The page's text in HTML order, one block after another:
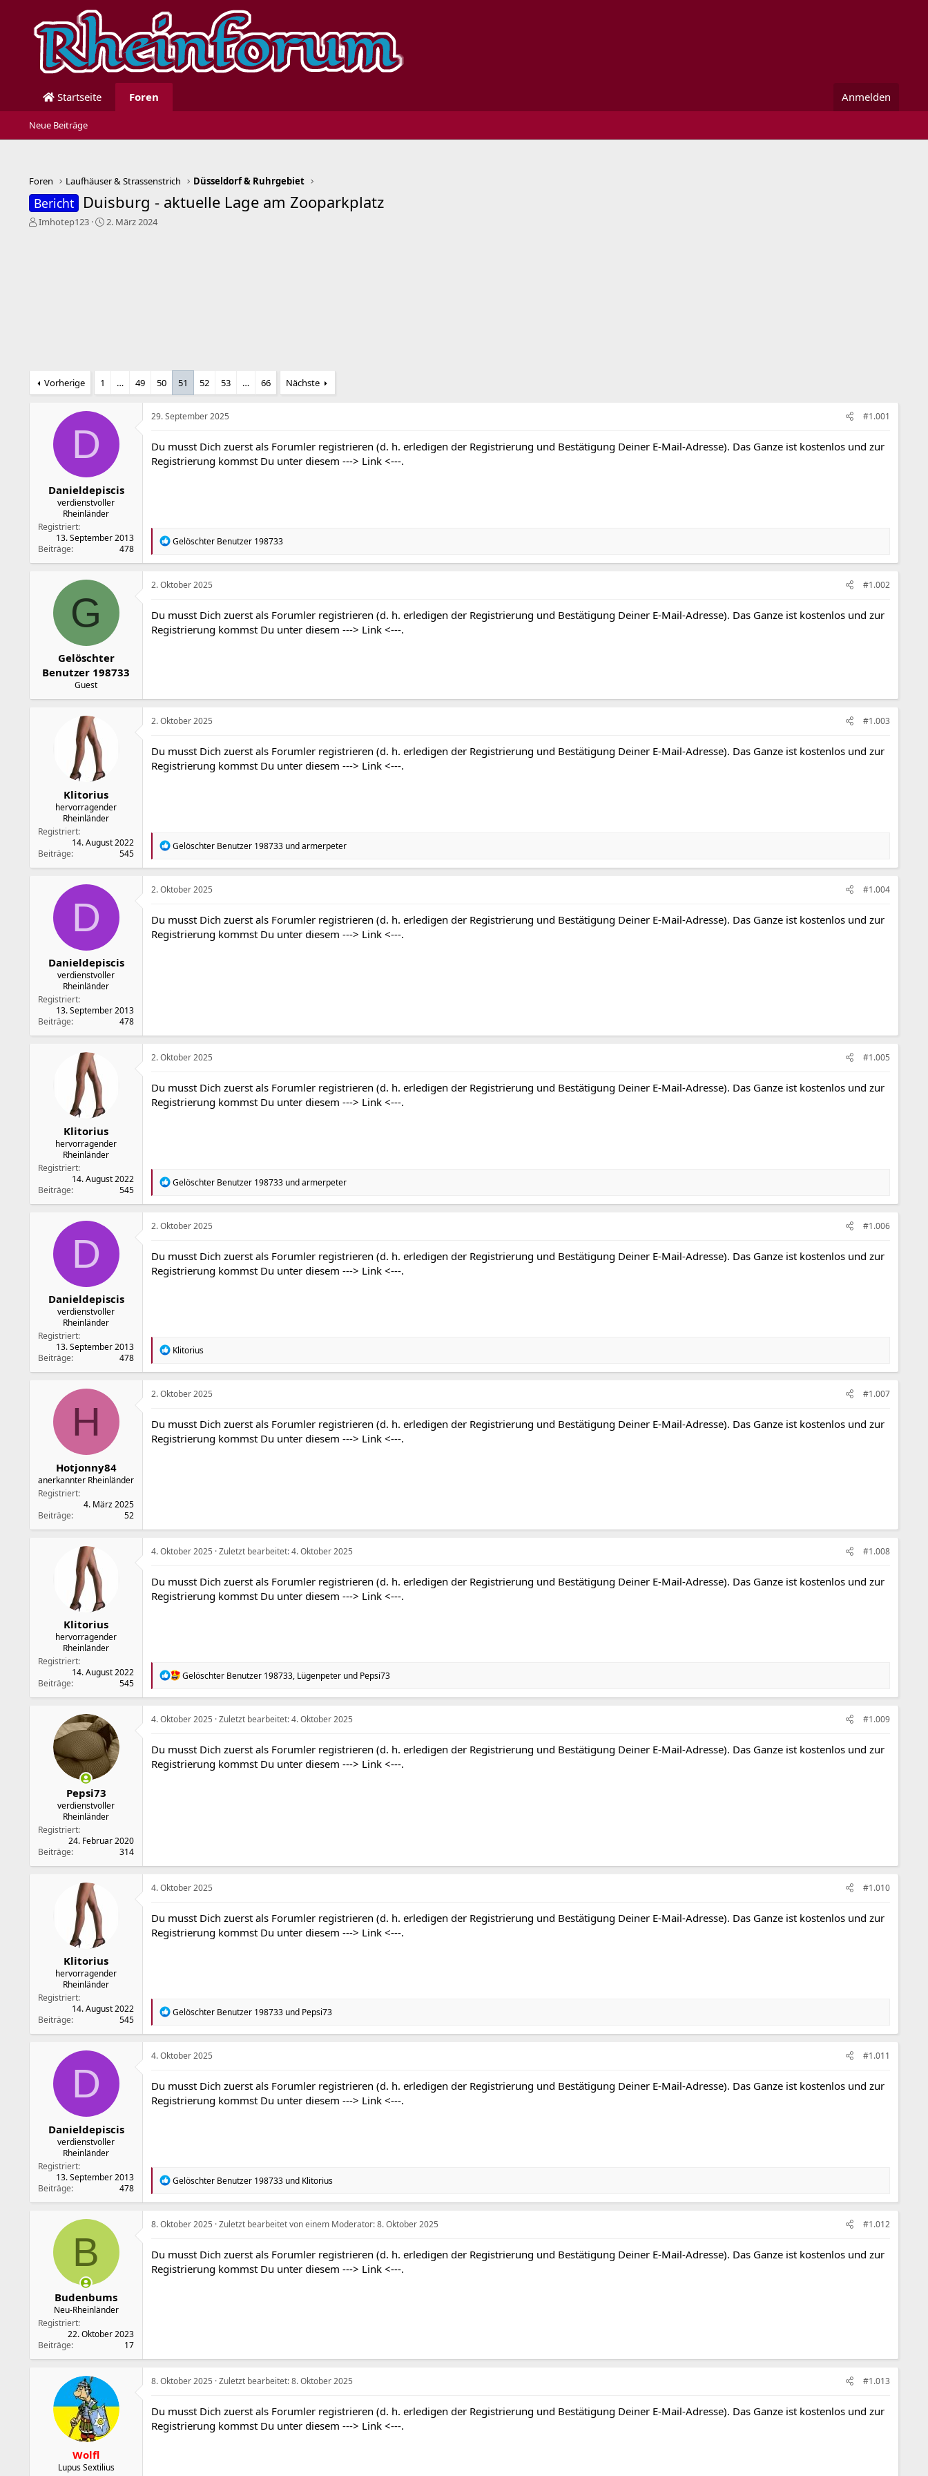
Startseite Foren Anmelden
Neue Beiträge
Foren Laufhäuser & Strassenstrich Düsseldorf & Ruhrgebiet
Bericht Duisburg - aktuelle Lage am Zooparkplatz
E
Imhotep123
E
2. März 2024
Vorherige 1 … 49 50 51 52 53 … 66 Nächste
D
Danieldepiscis
verdienstvoller
Rheinländer
Registriert
13. September 2013
Beiträge
478
29. September 2025 #1.001
Du musst Dich zuerst als Forumler registrieren (d. h. erledigen der Registrierung und Bestätigung Deiner E-Mail-Adresse). Das Ganze ist kostenlos und zur
Registrierung kommst Du unter diesem ---> Link <---.
R
a
t
n
e
Gelöschter Benutzer 198733
G
Gelöschter
Benutzer 198733
Guest
2. Oktober 2025 #1.002
Du musst Dich zuerst als Forumler registrieren (d. h. erledigen der Registrierung und Bestätigung Deiner E-Mail-Adresse). Das Ganze ist kostenlos und zur
Registrierung kommst Du unter diesem ---> Link <---.
Klitorius
hervorragender
Rheinländer
Registriert
14. August 2022
Beiträge
545
2. Oktober 2025 #1.003
Du musst Dich zuerst als Forumler registrieren (d. h. erledigen der Registrierung und Bestätigung Deiner E-Mail-Adresse). Das Ganze ist kostenlos und zur
Registrierung kommst Du unter diesem ---> Link <---.
R
a
t
n
e
Gelöschter Benutzer 198733 undarmerpeter
D
Danieldepiscis
verdienstvoller
Rheinländer
Registriert
13. September 2013
Beiträge
478
2. Oktober 2025 #1.004
Du musst Dich zuerst als Forumler registrieren (d. h. erledigen der Registrierung und Bestätigung Deiner E-Mail-Adresse). Das Ganze ist kostenlos und zur
Registrierung kommst Du unter diesem ---> Link <---.
Klitorius
hervorragender
Rheinländer
Registriert
14. August 2022
Beiträge
545
2. Oktober 2025 #1.005
Du musst Dich zuerst als Forumler registrieren (d. h. erledigen der Registrierung und Bestätigung Deiner E-Mail-Adresse). Das Ganze ist kostenlos und zur
Registrierung kommst Du unter diesem ---> Link <---.
R
a
t
n
e
Gelöschter Benutzer 198733 undarmerpeter
D
Danieldepiscis
verdienstvoller
Rheinländer
Registriert
13. September 2013
Beiträge
478
2. Oktober 2025 #1.006
Du musst Dich zuerst als Forumler registrieren (d. h. erledigen der Registrierung und Bestätigung Deiner E-Mail-Adresse). Das Ganze ist kostenlos und zur
Registrierung kommst Du unter diesem ---> Link <---.
R
a
t
n
e
Klitorius
H
Hotjonny84
anerkannter Rheinländer
Registriert
4. März 2025
Beiträge
52
2. Oktober 2025 #1.007
Du musst Dich zuerst als Forumler registrieren (d. h. erledigen der Registrierung und Bestätigung Deiner E-Mail-Adresse). Das Ganze ist kostenlos und zur
Registrierung kommst Du unter diesem ---> Link <---.
Klitorius
hervorragender
Rheinländer
Registriert
14. August 2022
Beiträge
545
4. Oktober 2025 Zuletzt bearbeitet:4. Oktober 2025 #1.008
Du musst Dich zuerst als Forumler registrieren (d. h. erledigen der Registrierung und Bestätigung Deiner E-Mail-Adresse). Das Ganze ist kostenlos und zur
Registrierung kommst Du unter diesem ---> Link <---.
R
a
t
n
e
Gelöschter Benutzer 198733, Lügenpeter und Pepsi73
Pepsi73
verdienstvoller
Rheinländer
Registriert
24. Februar 2020
Beiträge
314
4. Oktober 2025 Zuletzt bearbeitet:4. Oktober 2025 #1.009
Du musst Dich zuerst als Forumler registrieren (d. h. erledigen der Registrierung und Bestätigung Deiner E-Mail-Adresse). Das Ganze ist kostenlos und zur
Registrierung kommst Du unter diesem ---> Link <---.
Klitorius
hervorragender
Rheinländer
Registriert
14. August 2022
Beiträge
545
4. Oktober 2025 #1.010
Du musst Dich zuerst als Forumler registrieren (d. h. erledigen der Registrierung und Bestätigung Deiner E-Mail-Adresse). Das Ganze ist kostenlos und zur
Registrierung kommst Du unter diesem ---> Link <---.
R
a
t
n
e
Gelöschter Benutzer 198733 und Pepsi73
D
Danieldepiscis
verdienstvoller
Rheinländer
Registriert
13. September 2013
Beiträge
478
4. Oktober 2025 #1.011
Du musst Dich zuerst als Forumler registrieren (d. h. erledigen der Registrierung und Bestätigung Deiner E-Mail-Adresse). Das Ganze ist kostenlos und zur
Registrierung kommst Du unter diesem ---> Link <---.
R
a
t
n
e
Gelöschter Benutzer 198733 und Klitorius
B
Budenbums
Neu-Rheinländer
Registriert
22. Oktober 2023
Beiträge
17
8. Oktober 2025 Zuletzt bearbeitet von einem Moderator:8. Oktober 2025 #1.012
Du musst Dich zuerst als Forumler registrieren (d. h. erledigen der Registrierung und Bestätigung Deiner E-Mail-Adresse). Das Ganze ist kostenlos und zur
Registrierung kommst Du unter diesem ---> Link <---.
Wolfl
Lupus Sextilius
8. Oktober 2025 Zuletzt bearbeitet:8. Oktober 2025 #1.013
Du musst Dich zuerst als Forumler registrieren (d. h. erledigen der Registrierung und Bestätigung Deiner E-Mail-Adresse). Das Ganze ist kostenlos und zur
Registrierung kommst Du unter diesem ---> Link <---.